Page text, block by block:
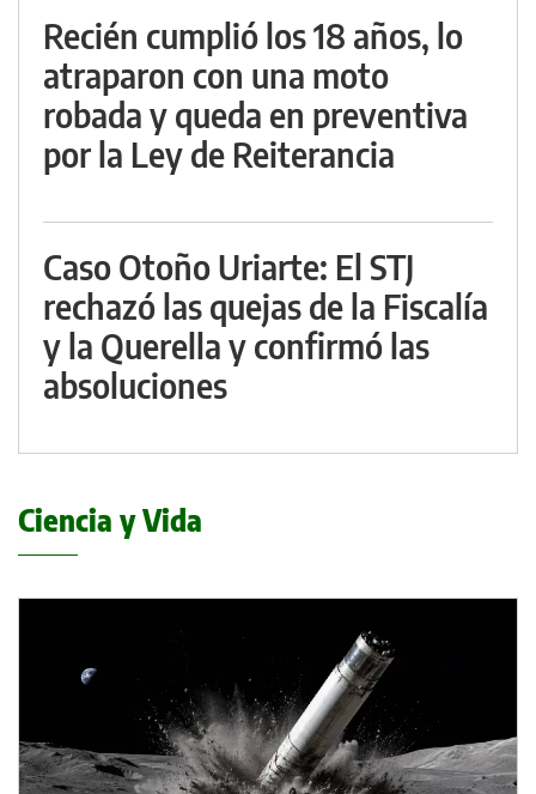
Recién cumplió los 18 años, lo
atraparon con una moto
robada y queda en preventiva
por la Ley de Reiterancia
Caso Otoño Uriarte: El STJ
rechazó las quejas de la Fiscalía
y la Querella y confirmó las
absoluciones
Ciencia y Vida